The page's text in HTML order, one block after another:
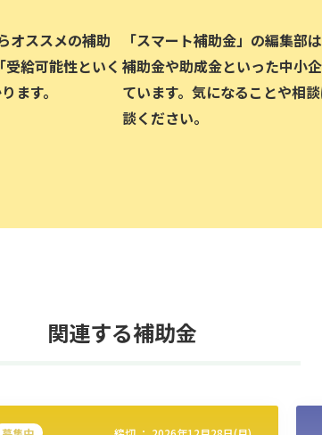
オススメの補助
給可能性といく
ます。
「スマート補助金」の編集部
補助金や助成金といった中小
ています。気になることや相
談ください。
関連する補助金